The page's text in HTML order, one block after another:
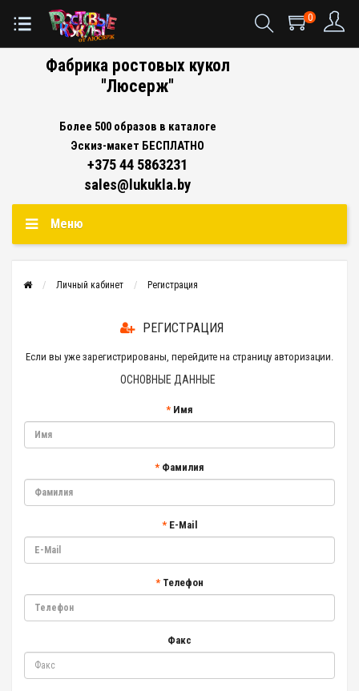
0
Фабрика ростовых кукол
"Люсерж"
Более 500 образов в каталоге
Эскиз-макет БЕСПЛАТНО
+375 44 5863231
sales@lukukla.by
Меню
Личный кабинет Регистрация
РЕГИСТРАЦИЯ
Если вы уже зарегистрированы, перейдите на страницу авторизации.
ОСНОВНЫЕ ДАННЫЕ
Имя
Фамилия
E-Mail
Телефон
Факс